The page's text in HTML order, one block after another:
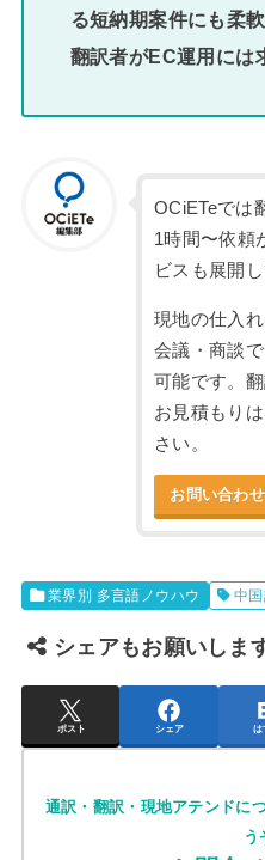
る短納期案件にも柔
翻訳者がEC運用には
OCiETeでは
1時間〜依頼
ビスも展開
現地の仕入
会議・商談
可能です。
お見積もり
さい。
お問い合わ
業界別 多言語ノウハウ 中
シェアもお願いしま
ポスト シェア は
通訳・翻訳・現地アテンドに
う